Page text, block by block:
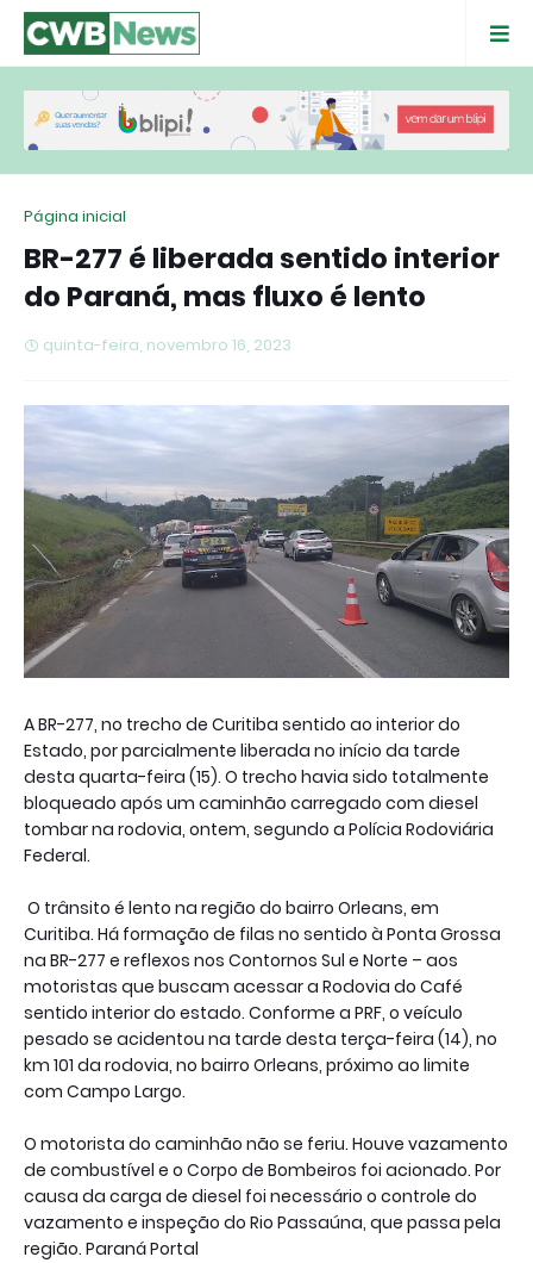
Página inicial
BR-277 é liberada sentido interior
do Paraná, mas fluxo é lento
quinta-feira, novembro 16, 2023
A BR-277, no trecho de Curitiba sentido ao interior do
Estado, por parcialmente liberada no início da tarde
desta quarta-feira (15). O trecho havia sido totalmente
bloqueado após um caminhão carregado com diesel
tombar na rodovia, ontem, segundo a Polícia Rodoviária
Federal.
O trânsito é lento na região do bairro Orleans, em
Curitiba. Há formação de filas no sentido à Ponta Grossa
na BR-277 e reflexos nos Contornos Sul e Norte – aos
motoristas que buscam acessar a Rodovia do Café
sentido interior do estado. Conforme a PRF, o veículo
pesado se acidentou na tarde desta terça-feira (14), no
km 101 da rodovia, no bairro Orleans, próximo ao limite
com Campo Largo.
O motorista do caminhão não se feriu. Houve vazamento
de combustível e o Corpo de Bombeiros foi acionado. Por
causa da carga de diesel foi necessário o controle do
vazamento e inspeção do Rio Passaúna, que passa pela
região. Paraná Portal